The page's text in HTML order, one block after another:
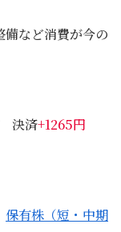
備など消費が今の
決済+1265円
保有株（短・中期